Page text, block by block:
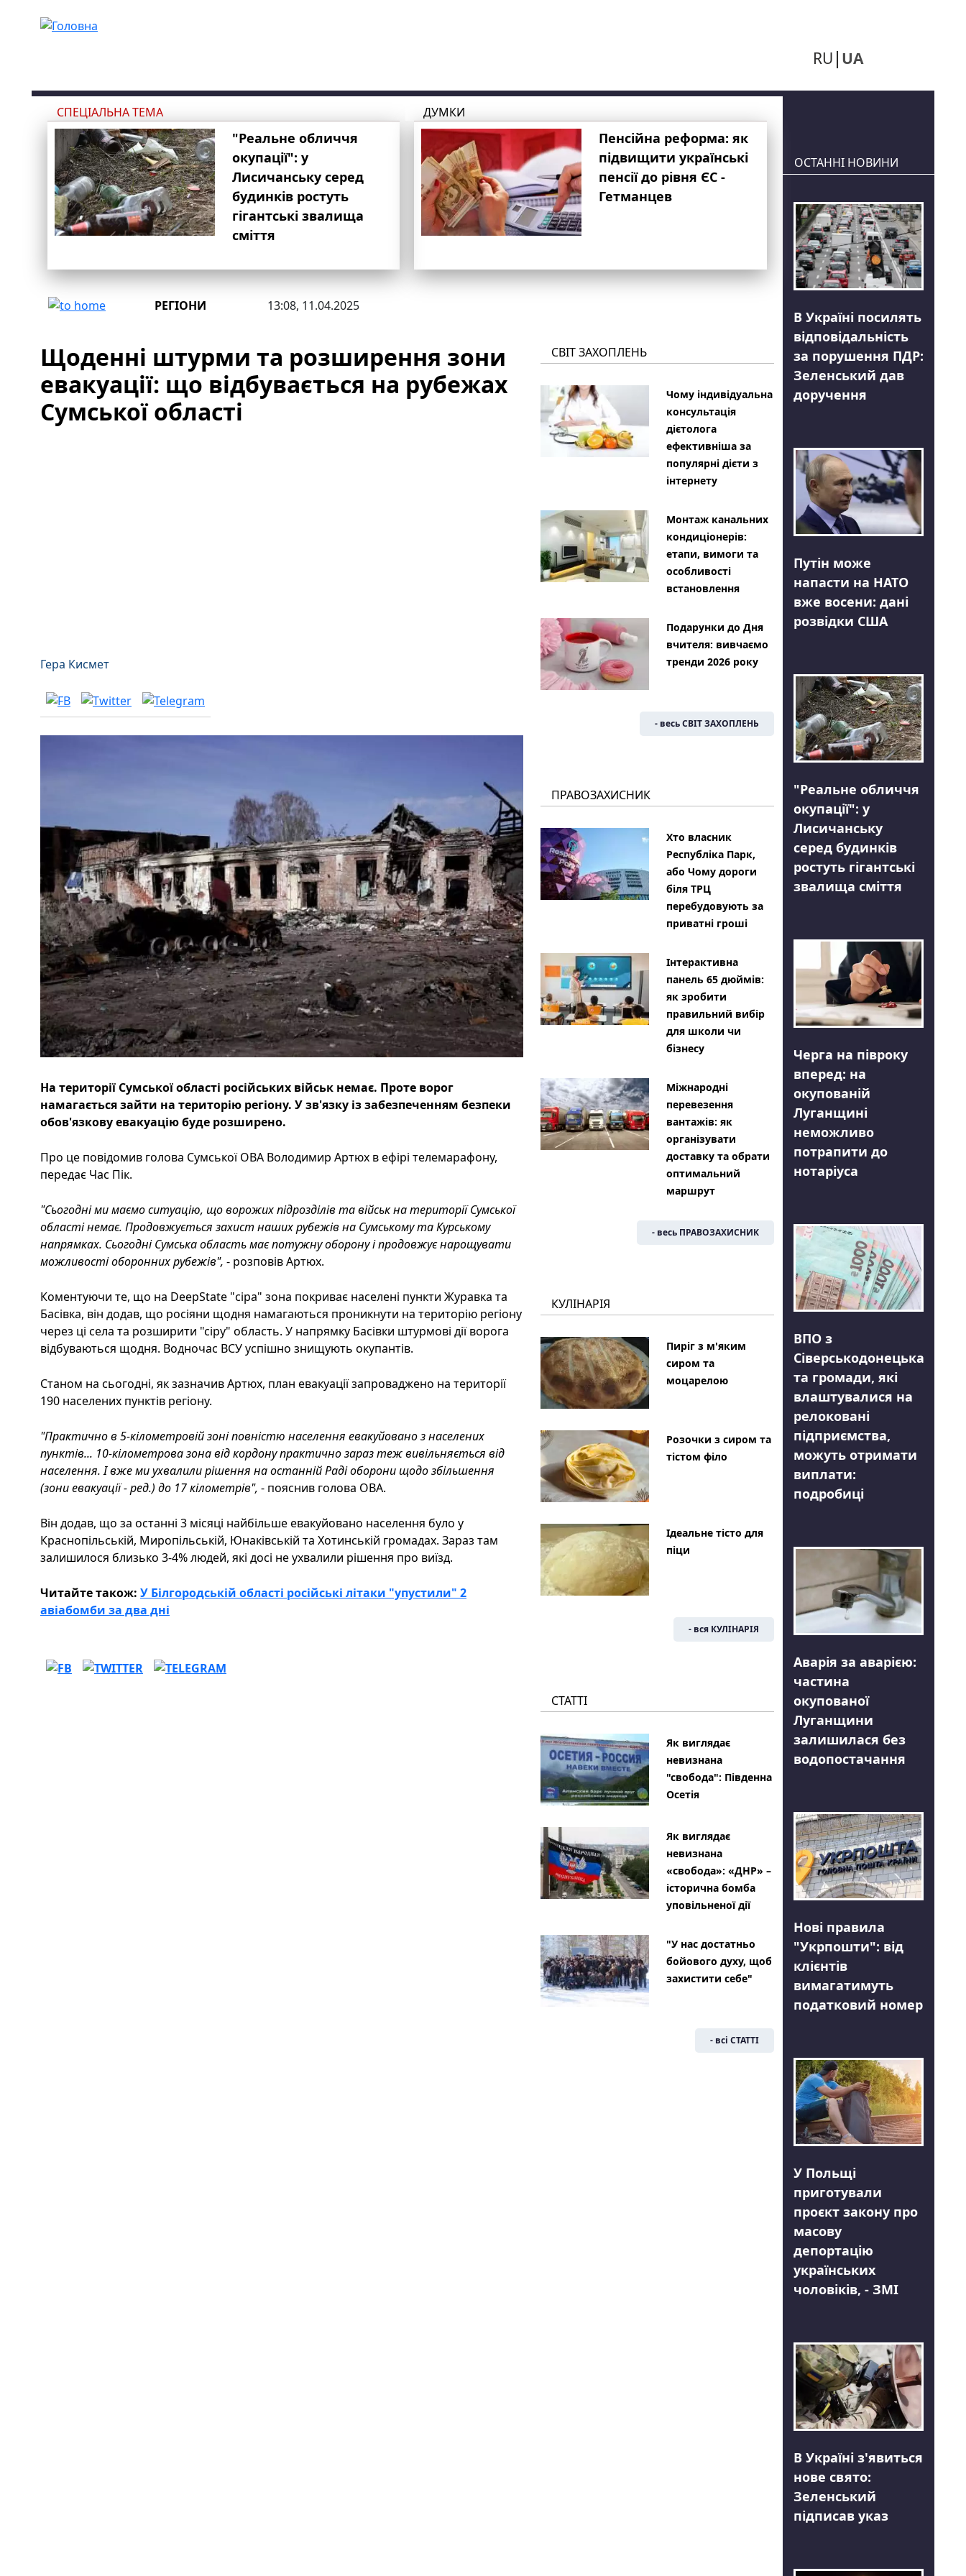
RU UA
СПЕЦІАЛЬНА ТЕМА
"Реальне обличчя
окупації": у
Лисичанську серед
будинків ростуть
гігантські звалища
сміття
ДУМКИ
Пенсійна реформа: як
підвищити українські
пенсії до рівня ЄС -
Гетманцев
РЕГІОНИ 13:08, 11.04.2025
Щоденні штурми та розширення зони
евакуації: що відбувається на рубежах
Сумської області
Гера Кисмет
На території Сумської області російських військ немає. Проте ворог
намагається зайти на територію регіону. У зв'язку із забезпеченням безпеки
обов'язкову евакуацію буде розширено.
Про це повідомив голова Сумської ОВА Володимир Артюх в ефірі телемарафону,
передає Час Пік.
"Сьогодні ми маємо ситуацію, що ворожих підрозділів та військ на території Сумської
області немає. Продовжується захист наших рубежів на Сумському та Курському
напрямках. Сьогодні Сумська область має потужну оборону і продовжує нарощувати
можливості оборонних рубежів", - розповів Артюх.
Коментуючи те, що на DeepState "сіра" зона покриває населені пункти Журавка та
Басівка, він додав, що росіяни щодня намагаються проникнути на територію регіону
через ці села та розширити "сіру" область. У напрямку Басівки штурмові дії ворога
відбуваються щодня. Водночас ВСУ успішно знищують окупантів.
Станом на сьогодні, як зазначив Артюх, план евакуації запроваджено на території
190 населених пунктів регіону.
"Практично в 5-кілометровій зоні повністю населення евакуйовано з населених
пунктів... 10-кілометрова зона від кордону практично зараз теж вивільняється від
населення. І вже ми ухвалили рішення на останній Раді оборони щодо збільшення
(зони евакуації - ред.) до 17 кілометрів", - пояснив голова ОВА.
Він додав, що за останні 3 місяці найбільше евакуйовано населення було у
Краснопільській, Миропільській, Юнаківській та Хотинській громадах. Зараз там
залишилося близько 3-4% людей, які досі не ухвалили рішення про виїзд.
Читайте також: У Білгородській області російські літаки "упустили" 2
авіабомби за два дні
СВІТ ЗАХОПЛЕНЬ
Чому індивідуальна
консультація
дієтолога
ефективніша за
популярні дієти з
інтернету
Монтаж канальних
кондиціонерів:
етапи, вимоги та
особливості
встановлення
Подарунки до Дня
вчителя: вивчаємо
тренди 2026 року
- весь СВІТ ЗАХОПЛЕНЬ
ПРАВОЗАХИСНИК
Хто власник
Республіка Парк,
або Чому дороги
біля ТРЦ
перебудовують за
приватні гроші
Інтерактивна
панель 65 дюймів:
як зробити
правильний вибір
для школи чи
бізнесу
Міжнародні
перевезення
вантажів: як
організувати
доставку та обрати
оптимальний
маршрут
- весь ПРАВОЗАХИСНИК
КУЛІНАРІЯ
Пиріг з м'яким
сиром та
моцарелою
Розочки з сиром та
тістом філо
Ідеальне тісто для
піци
- вся КУЛІНАРІЯ
СТАТТІ
Як виглядає
невизнана
"свобода": Південна
Осетія
Як виглядає
невизнана
«свобода»: «ДНР» –
історична бомба
уповільненої дії
"У нас достатньо
бойового духу, щоб
захистити себе"
- всі СТАТТІ
ОСТАННІ НОВИНИ
В Україні посилять
відповідальність
за порушення ПДР:
Зеленський дав
доручення
Путін може
напасти на НАТО
вже восени: дані
розвідки США
"Реальне обличчя
окупації": у
Лисичанську
серед будинків
ростуть гігантські
звалища сміття
Черга на півроку
вперед: на
окупованій
Луганщині
неможливо
потрапити до
нотаріуса
ВПО з
Сіверськодонецька
та громади, які
влаштувалися на
релоковані
підприємства,
можуть отримати
виплати:
подробиці
Аварія за аварією:
частина
окупованої
Луганщини
залишилася без
водопостачання
Нові правила
"Укрпошти": від
клієнтів
вимагатимуть
податковий номер
У Польщі
приготували
проєкт закону про
масову
депортацію
українських
чоловіків, - ЗМІ
В Україні з'явиться
нове свято:
Зеленський
підписав указ